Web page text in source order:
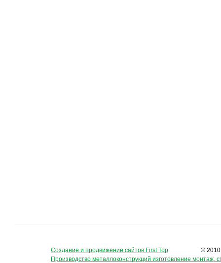
Создание и продвижение сайтов First Top
Производство металлоконструкций изготовление монтаж,
©